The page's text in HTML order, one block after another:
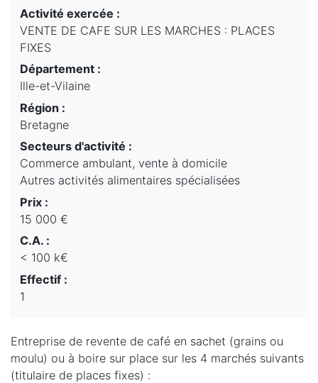
Activité exercée :
VENTE DE CAFE SUR LES MARCHES : PLACES
FIXES
Département :
Ille-et-Vilaine
Région :
Bretagne
Secteurs d'activité :
Commerce ambulant, vente à domicile
Autres activités alimentaires spécialisées
Prix :
15 000 €
C.A. :
< 100 k€
Effectif :
1
Entreprise de revente de café en sachet (grains ou
moulu) ou à boire sur place sur les 4 marchés suivants
(titulaire de places fixes) :